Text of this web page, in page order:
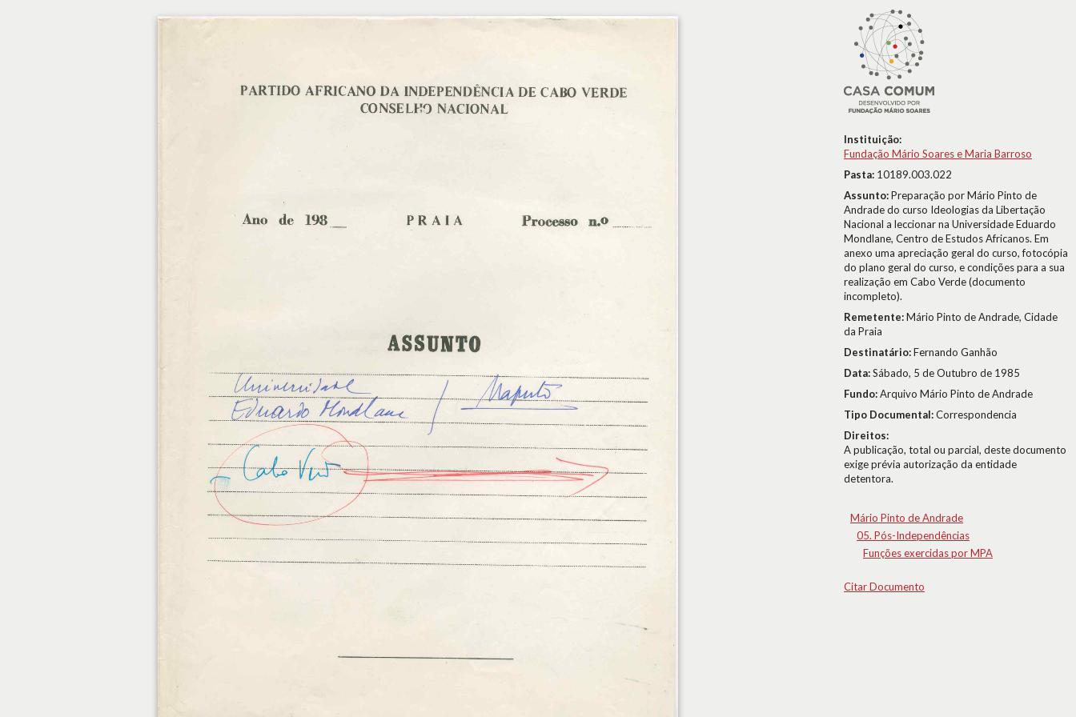
Instituição:
Fundação Mário Soares e Maria Barroso
Pasta: 10189.003.022
Assunto:Preparação por Mário Pinto de
Andrade do curso Ideologias da Libertação
Nacional a leccionar na Universidade Eduardo
Mondlane, Centro de Estudos Africanos. Em
anexo uma apreciação geral do curso, fotocópia
do plano geral do curso, e condições para a sua
realização em Cabo Verde (documento
incompleto).
Remetente:Mário Pinto de Andrade, Cidade
da Praia
Destinatário:Fernando Ganhão
Data:Sábado, 5 de Outubro de 1985
Fundo:Arquivo Mário Pinto de Andrade
Tipo Documental:Correspondencia
Direitos:
A publicação, total ou parcial, deste documento
exige prévia autorização da entidade
detentora.
Mário Pinto de Andrade
05. Pós-Independências
Funções exercidas por MPA
Citar Documento